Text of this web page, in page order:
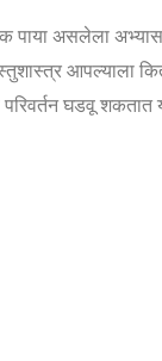
पाया असलेला
आपल्याला
घडवू शकतात